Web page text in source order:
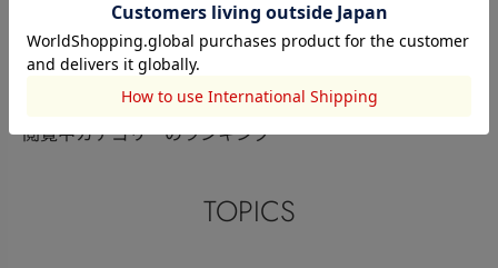
このアイテムを見た人がチェックしている商品
閲覧中カテゴリーのランキング
TOPICS